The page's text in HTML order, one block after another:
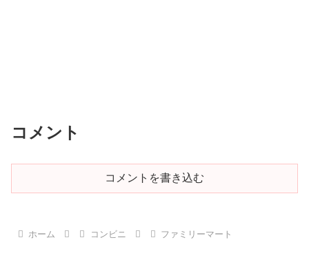
コメント
コメントを書き込む
ホーム コンビニ ファミリーマート